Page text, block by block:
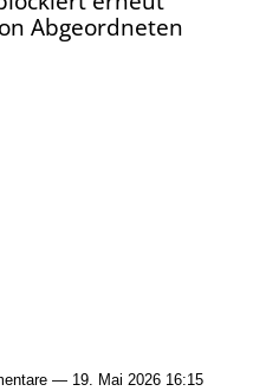
Abgeordneten
— 19. Mai 2026 16:15